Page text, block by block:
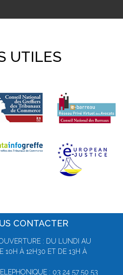
UTILES
CONTACTER
: DU LUNDI AU
10H À 12H30 ET DE 13H À
: 03 24 57 50 53